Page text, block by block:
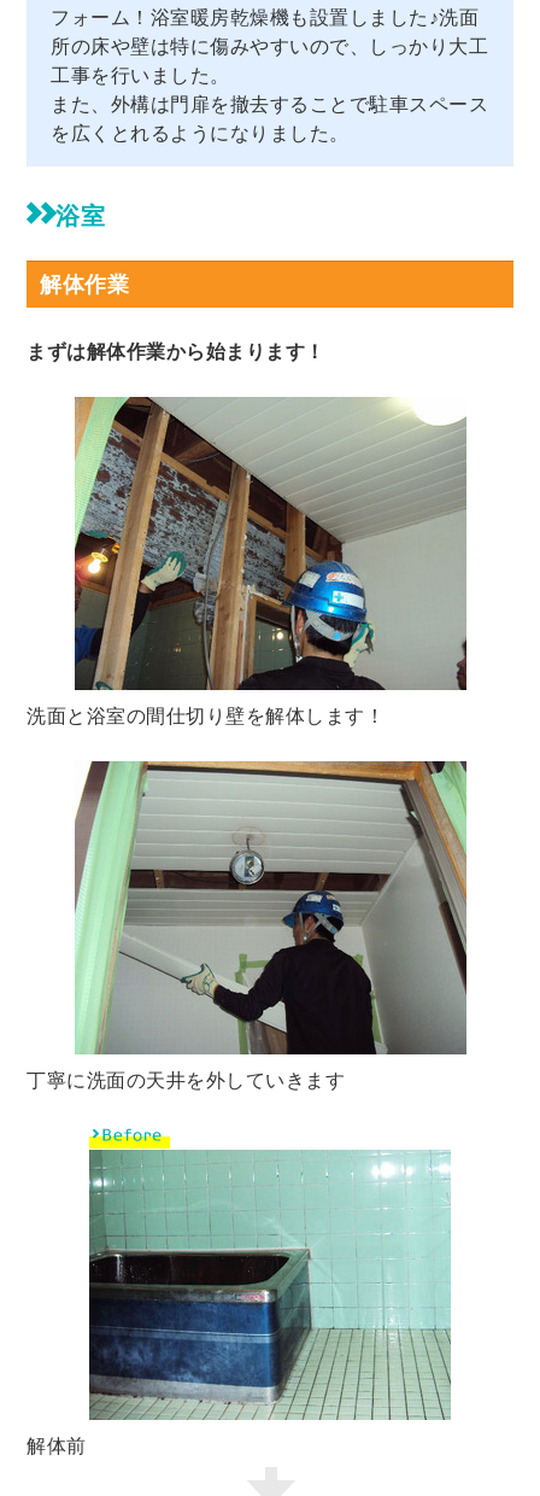
フォーム！浴室暖房乾燥機も設置しました♪洗面
所の床や壁は特に傷みやすいので、しっかり大工
工事を行いました。
また、外構は門扉を撤去することで駐車スペース
を広くとれるようになりました。
浴室
解体作業
まずは解体作業から始まります！
洗面と浴室の間仕切り壁を解体します！
丁寧に洗面の天井を外していきます
解体前